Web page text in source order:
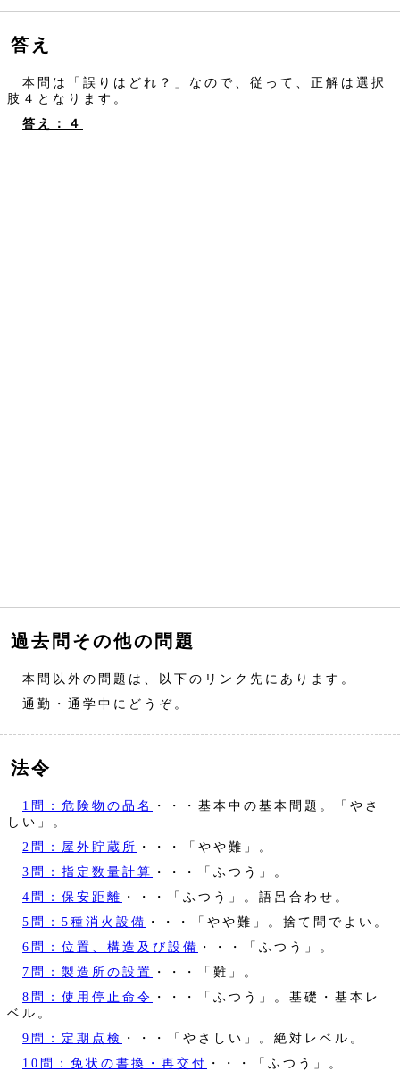
答え
本問は「誤りはどれ？」なので、従って、正解は選択
肢４となります。
答え：４
過去問その他の問題
本問以外の問題は、以下のリンク先にあります。
通勤・通学中にどうぞ。
法令
1問：危険物の品名
・・・基本中の基本問題。「やさ
しい」。
2問：屋外貯蔵所 ・・・「やや難」。
3問：指定数量計算 ・・・「ふつう」。
4問：保安距離 ・・・「ふつう」。語呂合わせ。
5問：5種消火設備 ・・・「やや難」。捨て問でよい。
6問：位置、構造及び設備 ・・・「ふつう」。
7問：製造所の設置 ・・・「難」。
8問：使用停止命令 ・・・「ふつう」。基礎・基本レ
ベル。
9問：定期点検
・・・「やさしい」。絶対レベル。
10問：免状の書換・再交付 ・・・「ふつう」。